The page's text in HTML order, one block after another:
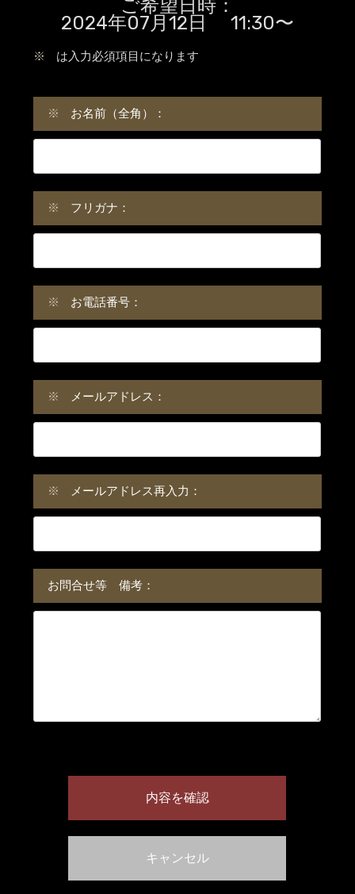
ご希望日時：
2024年07月12日 11:30〜
※ は入力必須項目になります
※ お名前（全角）：
※ フリガナ：
※ お電話番号：
※ メールアドレス：
※ メールアドレス再入力：
お問合せ等 備考：